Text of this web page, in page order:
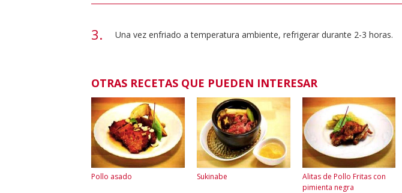
Una vez enfriado a temperatura ambiente, refrigerar durante 2-3 horas.
OTRAS RECETAS QUE PUEDEN INTERESAR
Pollo asado Sukinabe
Alitas de Pollo Fritas con
pimienta negra